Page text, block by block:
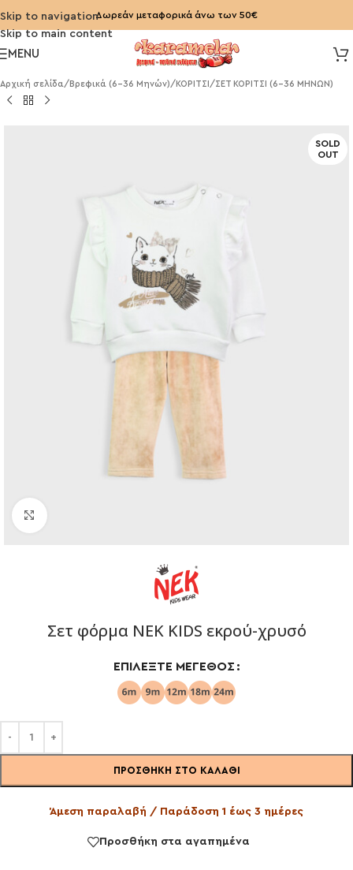
Skip to navigation
Skip to main content
Δωρεάν μεταφορικά άνω των 50€
MENU
Αρχική σελίδα/ Βρεφικά (6-36 Μηνών)/ ΚΟΡΙΤΣΙ /ΣΕΤ ΚΟΡΙΤΣΙ (6-36 ΜΗΝΩΝ)
SOLD
OUT
Σετ φόρμα NEK KIDS εκρού-χρυσό
ΕΠΙΛΈΞΤΕ ΜΈΓΕΘΟΣ
ΠΡΟΣΘΉΚΗ ΣΤΟ ΚΑΛΆΘΙ
Άμεση παραλαβή / Παράδοση 1 έως 3 ημέρες
Προσθήκη στα αγαπημένα